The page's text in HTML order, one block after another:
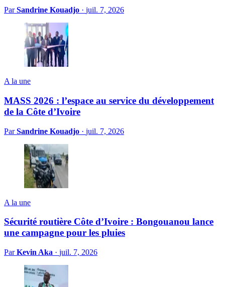
ParSandrine Kouadjo · juil. 7, 2026
A la une
MASS 2026 : l’espace au service du développement
de la Côte d’Ivoire
ParSandrine Kouadjo · juil. 7, 2026
A la une
Sécurité routière Côte d’Ivoire : Bongouanou lance
une campagne pour les pluies
ParKevin Aka · juil. 7, 2026